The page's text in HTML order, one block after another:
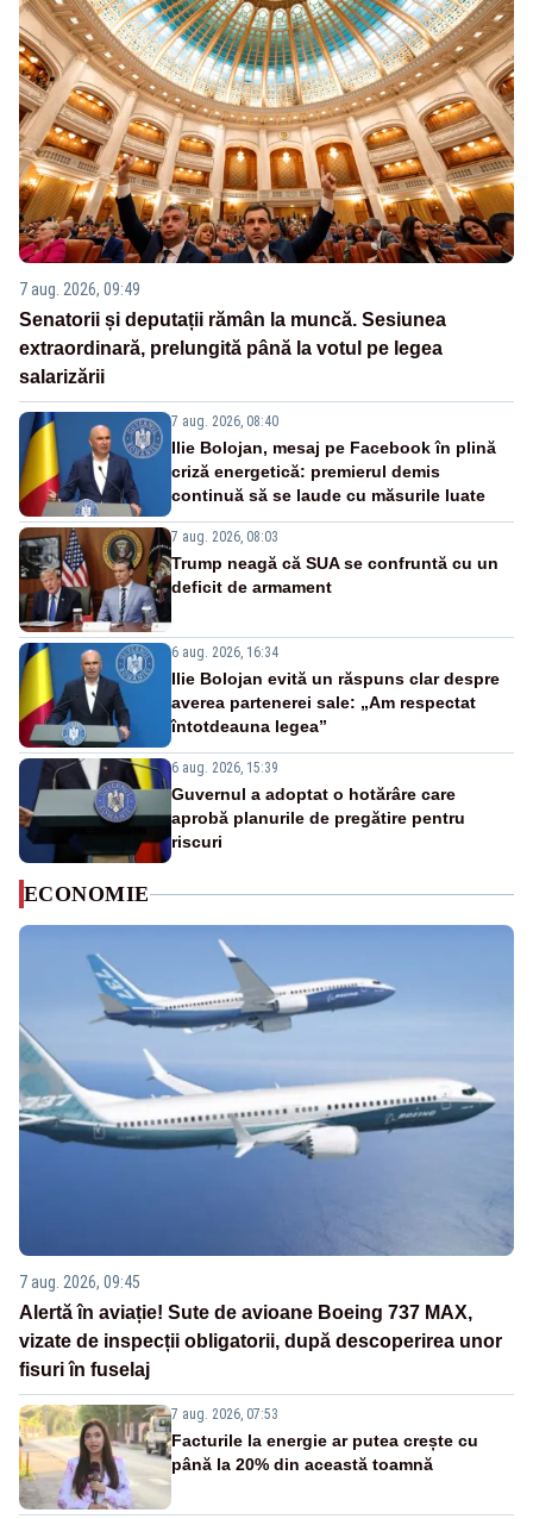
7 aug. 2026, 09:49
Senatorii și deputații rămân la muncă. Sesiunea
extraordinară, prelungită până la votul pe legea
salarizării
7 aug. 2026, 08:40
Ilie Bolojan, mesaj pe Facebook în plină
criză energetică: premierul demis
continuă să se laude cu măsurile luate
7 aug. 2026, 08:03
Trump neagă că SUA se confruntă cu un
deficit de armament
6 aug. 2026, 16:34
Ilie Bolojan evită un răspuns clar despre
averea partenerei sale: „Am respectat
întotdeauna legea”
6 aug. 2026, 15:39
Guvernul a adoptat o hotărâre care
aprobă planurile de pregătire pentru
riscuri
ECONOMIE
7 aug. 2026, 09:45
Alertă în aviație! Sute de avioane Boeing 737 MAX,
vizate de inspecții obligatorii, după descoperirea unor
fisuri în fuselaj
7 aug. 2026, 07:53
Facturile la energie ar putea crește cu
până la 20% din această toamnă